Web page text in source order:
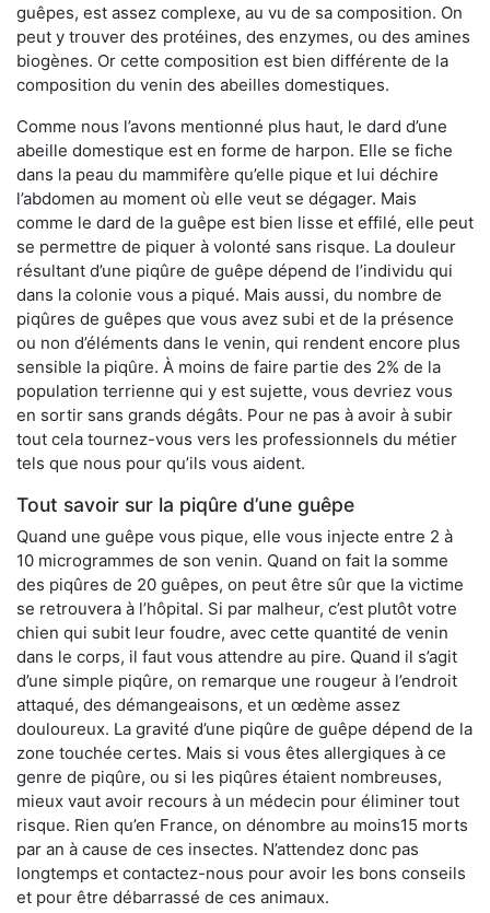
guêpes, est assez complexe, au vu de sa composition. On
peut y trouver des protéines, des enzymes, ou des amines
biogènes. Or cette composition est bien différente de la
composition du venin des abeilles domestiques.
Comme nous l’avons mentionné plus haut, le dard d’une
abeille domestique est en forme de harpon. Elle se fiche
dans la peau du mammifère qu’elle pique et lui déchire
l’abdomen au moment où elle veut se dégager. Mais
comme le dard de la guêpe est bien lisse et effilé, elle peut
se permettre de piquer à volonté sans risque. La douleur
résultant d’une piqûre de guêpe dépend de l’individu qui
dans la colonie vous a piqué. Mais aussi, du nombre de
piqûres de guêpes que vous avez subi et de la présence
ou non d’éléments dans le venin, qui rendent encore plus
sensible la piqûre. À moins de faire partie des 2% de la
population terrienne qui y est sujette, vous devriez vous
en sortir sans grands dégâts. Pour ne pas à avoir à subir
tout cela tournez-vous vers les professionnels du métier
tels que nous pour qu’ils vous aident.
Tout savoir sur la piqûre d’une guêpe
Quand une guêpe vous pique, elle vous injecte entre 2 à
10 microgrammes de son venin. Quand on fait la somme
des piqûres de 20 guêpes, on peut être sûr que la victime
se retrouvera à l’hôpital. Si par malheur, c’est plutôt votre
chien qui subit leur foudre, avec cette quantité de venin
dans le corps, il faut vous attendre au pire. Quand il s’agit
d’une simple piqûre, on remarque une rougeur à l’endroit
attaqué, des démangeaisons, et un œdème assez
douloureux. La gravité d’une piqûre de guêpe dépend de la
zone touchée certes. Mais si vous êtes allergiques à ce
genre de piqûre, ou si les piqûres étaient nombreuses,
mieux vaut avoir recours à un médecin pour éliminer tout
risque. Rien qu’en France, on dénombre au moins15 morts
par an à cause de ces insectes. N’attendez donc pas
longtemps et contactez-nous pour avoir les bons conseils
et pour être débarrassé de ces animaux.